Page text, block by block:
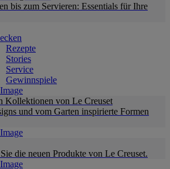
bis zum Servieren: Essentials für Ihre
Rezepte
Stories
Service
Gewinnspiele
Kollektionen von Le Creuset
und vom Garten inspirierte Formen
die neuen Produkte von Le Creuset.